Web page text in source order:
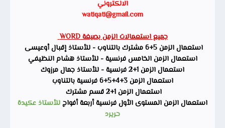
الالكتروني
watiqati@gmail.com
جميع استعمالات الزمن بصيغة WORD
استعمال الزمن 5+6 مشترك بالتناوب - للأستاذ إقبال أوعيسى
استعمال الزمن الخامس فرنسية - للأستاذ هشام النظيفي
استعمال الزمن 1+2 فرنسية - للأستاذ جمال مرزوك
استعمال الزمن 3+4+5+6 فرنسية بالتناوب
استعمال الزمن 1+2 قسم مشترك
استعمال الزمن المستوى الأول فرنسية أربعة أفواجللأستاذ عكيدة
حريرد